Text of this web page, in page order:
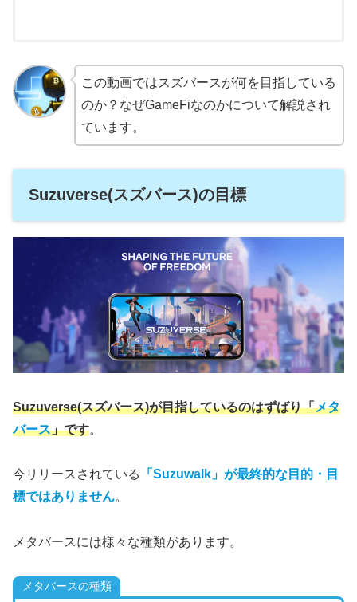
この動画ではスズバースが何を目指している
のか？なぜGameFiなのかについて解説され
ています。
Suzuverse(スズバース)の目標
Suzuverse(スズバース)が目指しているのはずばり「メタ
バース」です。
今リリースされている
「Suzuwalk」が最終的な目的・目
標ではありません。
メタバースには様々な種類があります。
メタバースの種類